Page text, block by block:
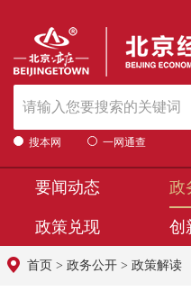
搜本网 一网通查
要闻动态 政
政策兑现 创
首页 > 政务公开 > 政策解读